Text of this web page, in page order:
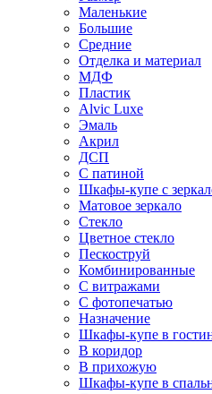
Маленькие
Большие
Средние
Отделка и материал
МДФ
Пластик
Alvic Luxe
Эмаль
Акрил
ДСП
С патиной
Шкафы-купе с
Матовое зеркало
Стекло
Цветное стекло
Пескоструй
Комбинированные
С витражами
С фотопечатью
Назначение
Шкафы-купе в
В коридор
В прихожую
Шкафы-купе в